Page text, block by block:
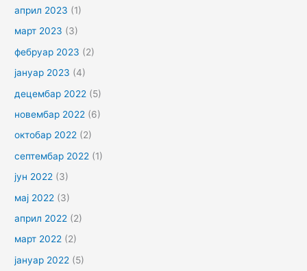
април 2023 (1)
март 2023 (3)
фебруар 2023 (2)
јануар 2023 (4)
децембар 2022 (5)
новембар 2022 (6)
октобар 2022 (2)
септембар 2022 (1)
јун 2022 (3)
мај 2022 (3)
април 2022 (2)
март 2022 (2)
јануар 2022 (5)